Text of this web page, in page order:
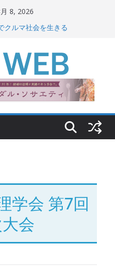
8, 2026
クルマ社会を生きる
100 年
学会 第7回
会